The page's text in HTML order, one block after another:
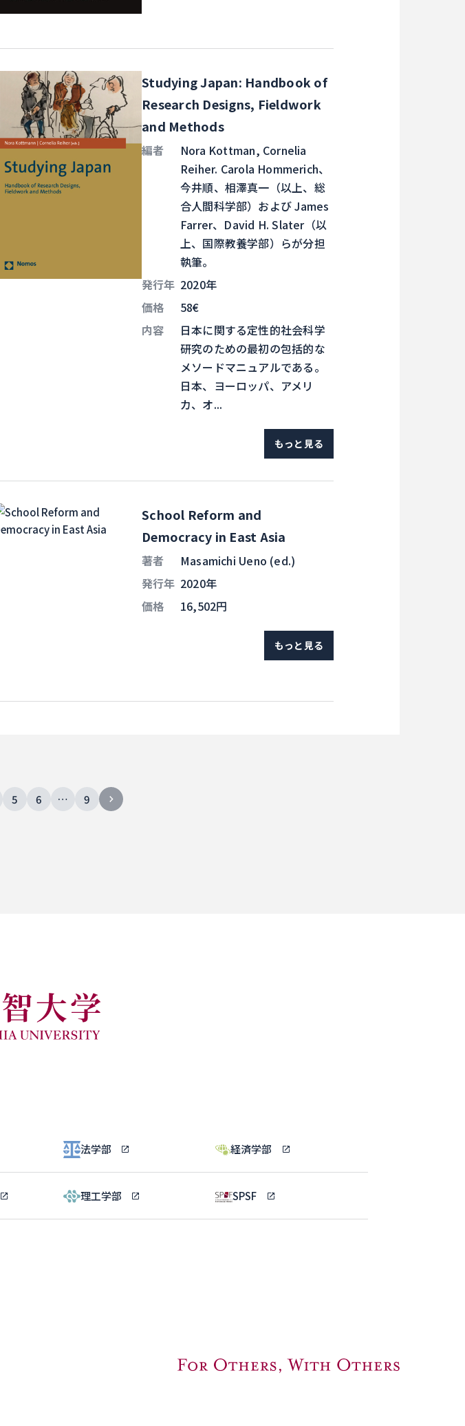
Studying Japan: Handbook of
Research Designs, Fieldwork
and Methods
編者
Nora Kottman, Cornelia
Reiher. Carola Hommerich、
今井順、相澤真一（以上、総
合人間科学部）および James
Farrer、David H. Slater（以
上、国際教養学部）らが分担
執筆。
発行年 2020年
価格
58€
内容
日本に関する定性的社会科学
研究のための最初の包括的な
メソードマニュアルである。
日本、ヨーロッパ、アメリ
カ、オ...
もっと見る
School Reform and
Democracy in East Asia
著者
Masamichi Ueno (ed.)
発行年 2020年
価格
16,502円
もっと見る
5 6 … 9
法学部 経済学部
理工学部 SPSF